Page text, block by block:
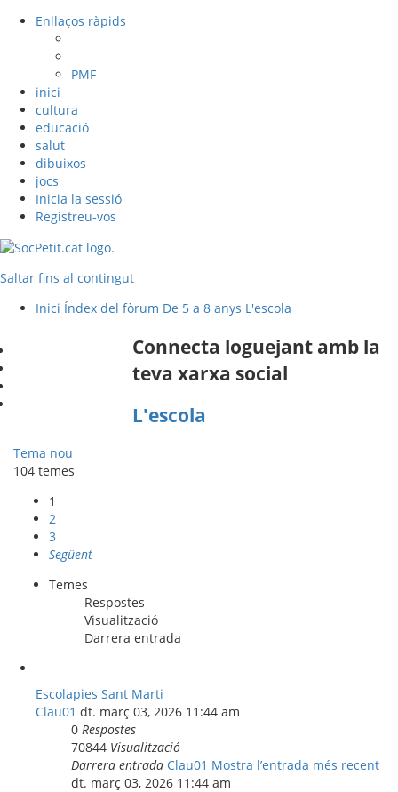
Enllaços ràpids
PMF
inici
cultura
educació
salut
dibuixos
jocs
Inicia la sessió
Registreu-vos
Saltar fins al contingut
Inici Índex del fòrum De 5 a 8 anys L'escola
Connecta loguejant amb la
teva xarxa social
L'escola
Tema nou
104 temes
1
2
3
Següent
Temes
Respostes
Visualització
Darrera entrada
Escolapies Sant Marti
Clau01 dt. març 03, 2026 11:44 am
0 Respostes
70844 Visualització
Darrera entrada Clau01 Mostra l’entrada més recent
dt. març 03, 2026 11:44 am